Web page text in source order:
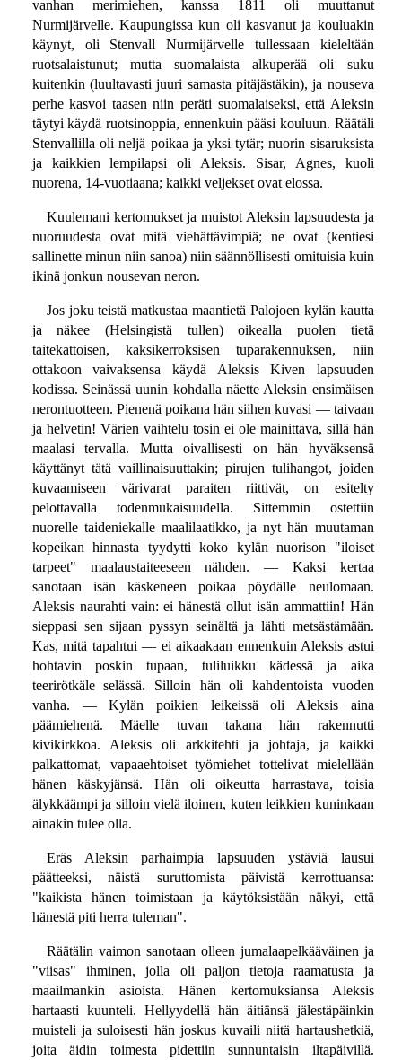
vanhan merimiehen, kanssa 1811 oli muuttanut
Nurmijärvelle. Kaupungissa kun oli kasvanut ja kouluakin
käynyt, oli Stenvall Nurmijärvelle tullessaan kieleltään
ruotsalaistunut; mutta suomalaista alkuperää oli suku
kuitenkin (luultavasti juuri samasta pitäjästäkin), ja nouseva
perhe kasvoi taasen niin peräti suomalaiseksi, että Aleksin
täytyi käydä ruotsinoppia, ennenkuin pääsi kouluun. Räätäli
Stenvallilla oli neljä poikaa ja yksi tytär; nuorin sisaruksista
ja kaikkien lempilapsi oli Aleksis. Sisar, Agnes, kuoli
nuorena, 14-vuotiaana; kaikki veljekset ovat elossa.
Kuulemani kertomukset ja muistot Aleksin lapsuudesta ja
nuoruudesta ovat mitä viehättävimpiä; ne ovat (kentiesi
sallinette minun niin sanoa) niin säännöllisesti omituisia kuin
ikinä jonkun nousevan neron.
Jos joku teistä matkustaa maantietä Palojoen kylän kautta
ja näkee (Helsingistä tullen) oikealla puolen tietä
taitekattoisen, kaksikerroksisen tuparakennuksen, niin
ottakoon vaivaksensa käydä Aleksis Kiven lapsuuden
kodissa. Seinässä uunin kohdalla näette Aleksin ensimäisen
nerontuotteen. Pienenä poikana hän siihen kuvasi — taivaan
ja helvetin! Värien vaihtelu tosin ei ole mainittava, sillä hän
maalasi tervalla. Mutta oivallisesti on hän hyväksensä
käyttänyt tätä vaillinaisuuttakin; pirujen tulihangot, joiden
kuvaamiseen värivarat paraiten riittivät, on esitelty
pelottavalla todenmukaisuudella. Sittemmin ostettiin
nuorelle taideniekalle maalilaatikko, ja nyt hän muutaman
kopeikan hinnasta tyydytti koko kylän nuorison "iloiset
tarpeet" maalaustaiteeseen nähden. — Kaksi kertaa
sanotaan isän käskeneen poikaa pöydälle neulomaan.
Aleksis naurahti vain: ei hänestä ollut isän ammattiin! Hän
sieppasi sen sijaan pyssyn seinältä ja lähti metsästämään.
Kas, mitä tapahtui — ei aikaakaan ennenkuin Aleksis astui
hohtavin poskin tupaan, tuliluikku kädessä ja aika
teerirötkäle selässä. Silloin hän oli kahdentoista vuoden
vanha. — Kylän poikien leikeissä oli Aleksis aina
päämiehenä. Mäelle tuvan takana hän rakennutti
kivikirkkoa. Aleksis oli arkkitehti ja johtaja, ja kaikki
palkattomat, vapaaehtoiset työmiehet tottelivat mielellään
hänen käskyjänsä. Hän oli oikeutta harrastava, toisia
älykkäämpi ja silloin vielä iloinen, kuten leikkien kuninkaan
ainakin tulee olla.
Eräs Aleksin parhaimpia lapsuuden ystäviä lausui
päätteeksi, näistä suruttomista päivistä kerrottuansa:
"kaikista hänen toimistaan ja käytöksistään näkyi, että
hänestä piti herra tuleman".
Räätälin vaimon sanotaan olleen jumalaapelkääväinen ja
"viisas" ihminen, jolla oli paljon tietoja raamatusta ja
maailmankin asioista. Hänen kertomuksiansa Aleksis
hartaasti kuunteli. Hellyydellä hän äitiänsä jälestäpäinkin
muisteli ja suloisesti hän joskus kuvaili niitä hartaushetkiä,
joita äidin toimesta pidettiin sunnuntaisin iltapäivillä.